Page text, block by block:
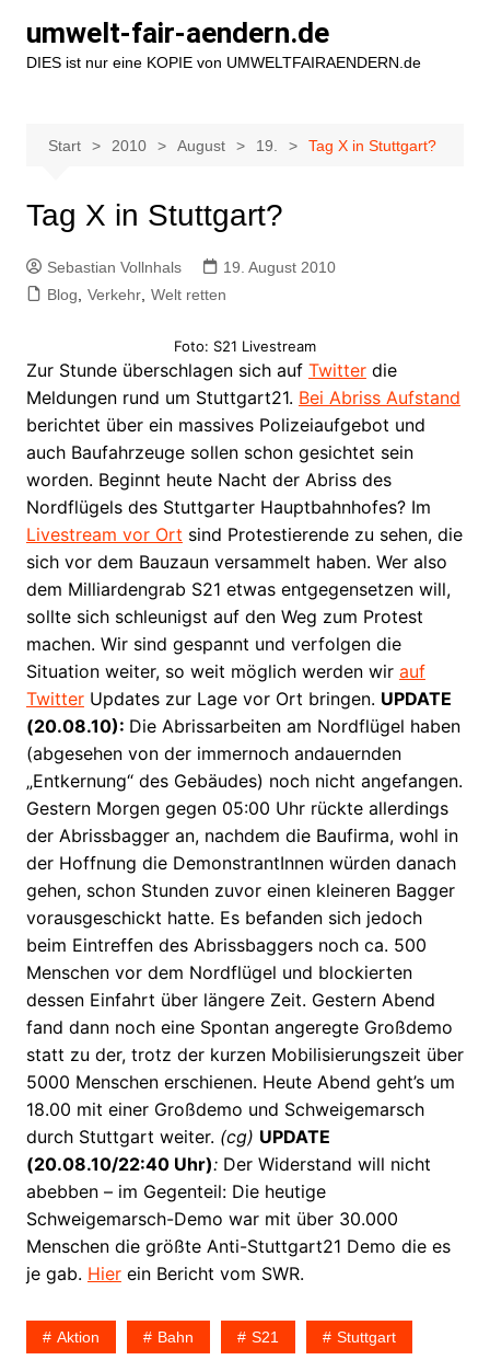
Inhalt
springen
umwelt-fair-aendern.de
DIES ist nur eine KOPIE von UMWELTFAIRAENDERN.de
Start 2010 August 19. Tag X in Stuttgart?
Tag X in Stuttgart?
Sebastian Vollnhals
19. August 2010
Blog
Verkehr, Welt retten
Foto: S21 Livestream
Zur Stunde überschlagen sich auf Twitterdie
Meldungen rund um Stuttgart21. Bei Abriss Aufstand
berichtet über ein massives Polizeiaufgebot und
auch Baufahrzeuge sollen schon gesichtet sein
worden. Beginnt heute Nacht der Abriss des
Nordflügels des Stuttgarter Hauptbahnhofes? Im
Livestream vor Ort sind Protestierende zu sehen, die
sich vor dem Bauzaun versammelt haben. Wer also
dem Milliardengrab S21 etwas entgegensetzen will,
sollte sich schleunigst auf den Weg zum Protest
machen. Wir sind gespannt und verfolgen die
Situation weiter, so weit möglich werden wir auf
TwitterUpdates zur Lage vor Ort bringen. UPDATE
(20.08.10): Die Abrissarbeiten am Nordflügel haben
(abgesehen von der immernoch andauernden
„Entkernung“ des Gebäudes) noch nicht angefangen.
Gestern Morgen gegen 05:00 Uhr rückte allerdings
der Abrissbagger an, nachdem die Baufirma, wohl in
der Hoffnung die DemonstrantInnen würden danach
gehen, schon Stunden zuvor einen kleineren Bagger
vorausgeschickt hatte. Es befanden sich jedoch
beim Eintreffen des Abrissbaggers noch ca. 500
Menschen vor dem Nordflügel und blockierten
dessen Einfahrt über längere Zeit. Gestern Abend
fand dann noch eine Spontan angeregte Großdemo
statt zu der, trotz der kurzen Mobilisierungszeit über
5000 Menschen erschienen. Heute Abend geht’s um
18.00 mit einer Großdemo und Schweigemarsch
durch Stuttgart weiter. (cg) UPDATE
(20.08.10/22:40 Uhr): Der Widerstand will nicht
abebben – im Gegenteil: Die heutige
Schweigemarsch-Demo war mit über 30.000
Menschen die größte Anti-Stuttgart21 Demo die es
je gab. Hierein Bericht vom SWR.
Aktion Bahn S21 Stuttgart